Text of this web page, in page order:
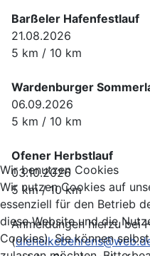
Barßeler Hafenfestlauf
21.08.2026
5 km / 10 km
Wardenburger
06.09.2026
5 km / 10 km
Ofener Herbstlauf
03.10.2026
5 km / 10 km
Anmeldungen hierzu bei
(
Wir benutzen Cookies
Wir nutzen Cookies auf
essenziell für den Betrieb
diese Website und die
Cookies). Sie können